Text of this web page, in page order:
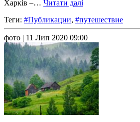
Харків –… Читати далі
Теги: #Публикации, #путешествие
фото | 11 Лип 2020 09:00